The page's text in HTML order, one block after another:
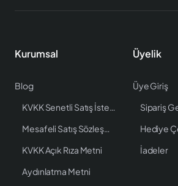
Kurumsal
Blog
KVKK Senetli Satış İstenen Bilgiler
Mesafeli Satış Sözleşmesi
KVKK Açık Rıza Metni
Aydınlatma Metni
Üyelik
Üye Giriş
Sipariş
Hediye
İadeler